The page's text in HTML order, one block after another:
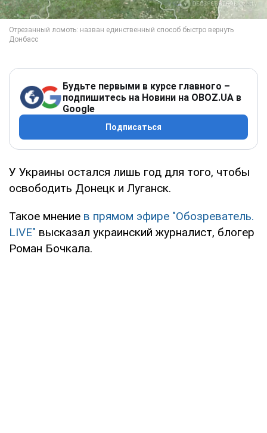
Будьте первыми в курсе главного –
подпишитесь на Новини на OBOZ.UA в
Google
Подписаться
У Украины остался лишь год для того, чтобы
освободить Донецк и Луганск.
Такое мнение в прямом эфире "Обозреватель.
LIVE" высказал украинский журналист, блогер
Роман Бочкала.